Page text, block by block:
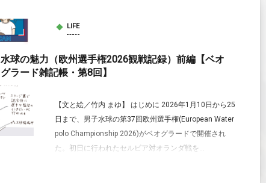
LIFE
水球の魅力（欧州選手権2026観戦記録）前編【ベオ
グラード雑記帳・第8回】
【文と絵／竹内 まゆ】 はじめに 2026年1月10日から25
日まで、男子水球の第37回欧州選手権(European Water
polo Championship 2026)がベオグラードで開催され
た。初日に行われたセルビア対オランダ戦を...